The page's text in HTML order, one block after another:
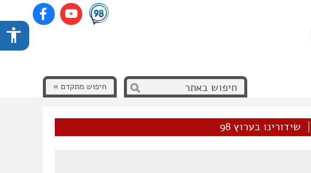
חיפוש מתקדם »
שידורינו בערוץ 98